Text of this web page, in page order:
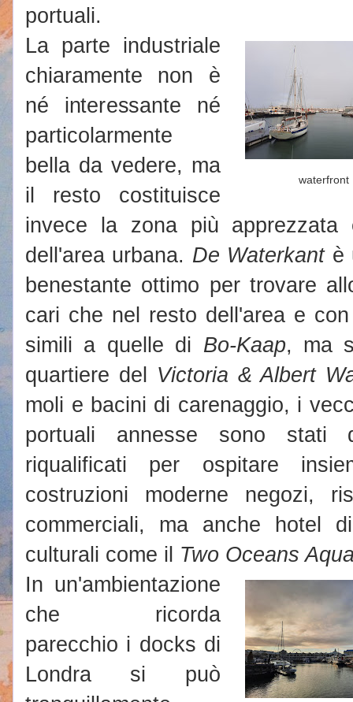
portuali.
waterfront
La parte industriale
chiaramente non è
né interessante né
particolarmente
bella da vedere, ma
il resto costituisce
invece la zona più apprezzata
dell'area urbana. De Waterkantè
benestante ottimo per trovare
cari che nel resto dell'area e
simili a quelle di Bo-Kaap, ma
quartiere del Victoria & Albert
moli e bacini di carenaggio, i
portuali annesse sono stati
riqualificati per ospitare
costruzioni moderne negozi,
commerciali, ma anche hotel
culturali come il Two Oceans
In un'ambientazione
che ricorda
parecchio i docks di
Londra si può